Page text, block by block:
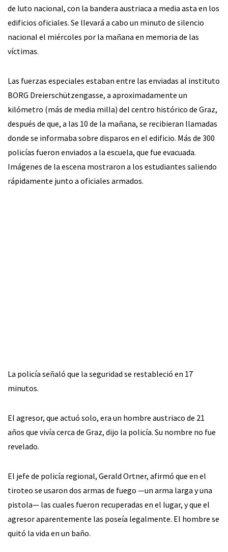
de luto nacional, con la bandera austriaca a media asta en los
edificios oficiales. Se llevará a cabo un minuto de silencio
nacional el miércoles por la mañana en memoria de las
víctimas.
Las fuerzas especiales estaban entre las enviadas al instituto
BORG Dreierschützengasse, a aproximadamente un
kilómetro (más de media milla) del centro histórico de Graz,
después de que, a las 10 de la mañana, se recibieran llamadas
donde se informaba sobre disparos en el edificio. Más de 300
policías fueron enviados a la escuela, que fue evacuada.
Imágenes de la escena mostraron a los estudiantes saliendo
rápidamente junto a oficiales armados.
La policía señaló que la seguridad se restableció en 17
minutos.
El agresor, que actuó solo, era un hombre austriaco de 21
años que vivía cerca de Graz, dijo la policía. Su nombre no fue
revelado.
El jefe de policía regional, Gerald Ortner, afirmó que en el
tiroteo se usaron dos armas de fuego —un arma larga y una
pistola— las cuales fueron recuperadas en el lugar, y que el
agresor aparentemente las poseía legalmente. El hombre se
quitó la vida en un baño.